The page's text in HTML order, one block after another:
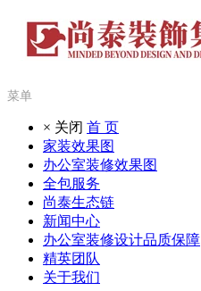
菜单
× 关闭 首 页
家装效果图
办公室装修效果图
全包服务
尚泰生态链
新闻中心
办公室装修设计品质保障
精英团队
关于我们